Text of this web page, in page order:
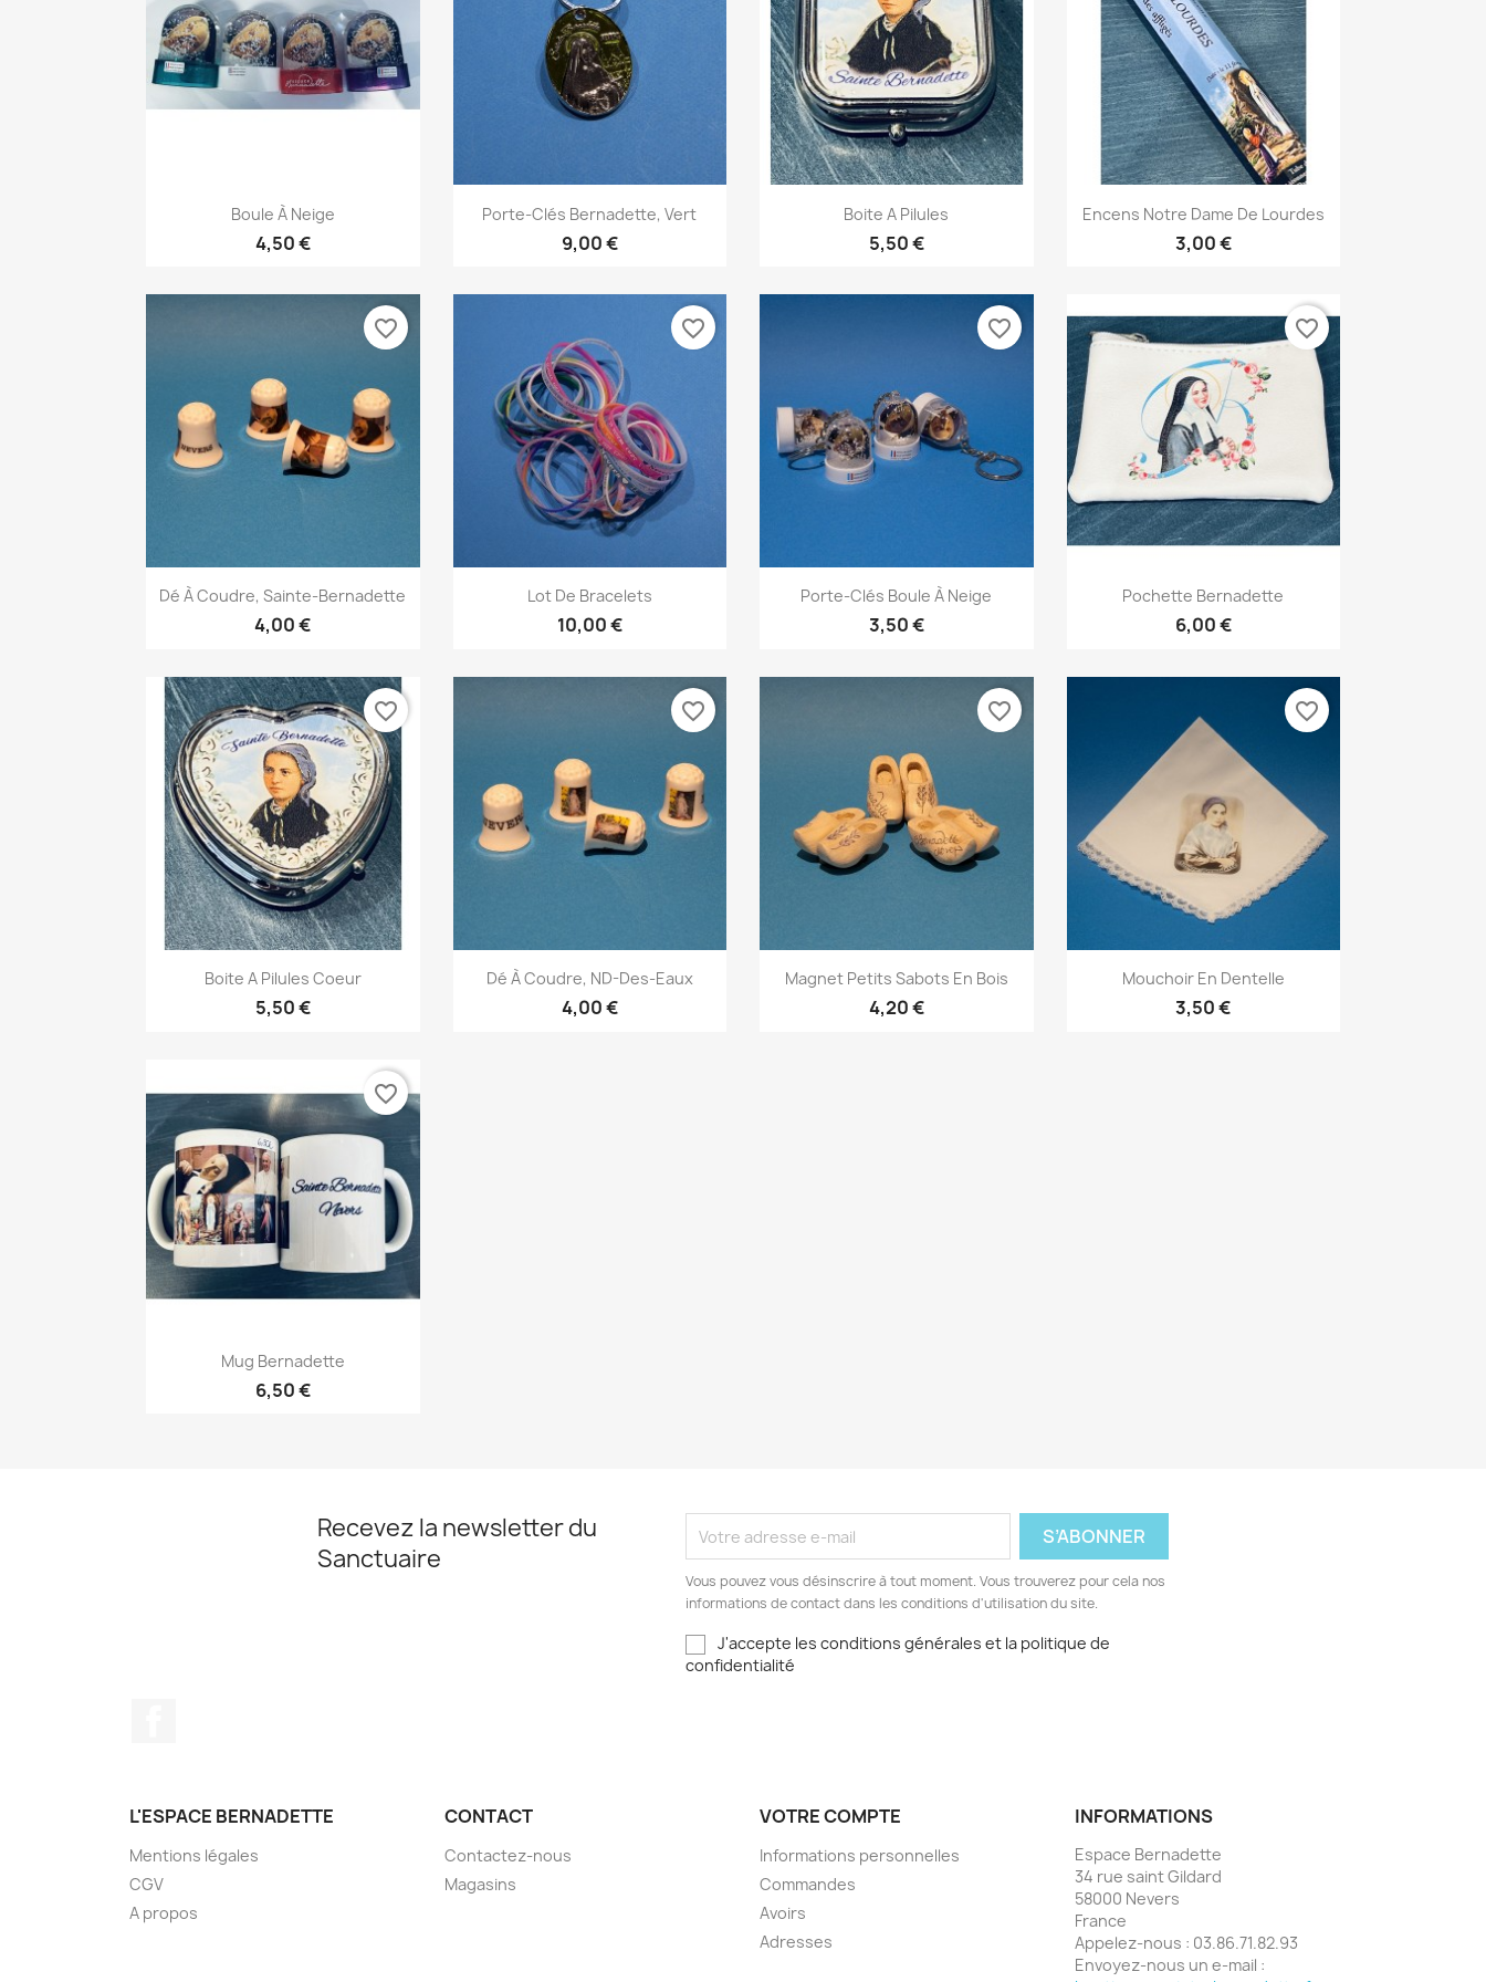
Aperçu rapide
Boule À Neige
4,50 €
Aperçu rapide
Porte-Clés Bernadette, Vert
9,00 €
Aperçu rapide
Boite A Pilules
5,50 €
Aperçu rapide
Encens Notre Dame De Lourdes
3,00 €
Aperçu rapide
Dé À Coudre, Sainte-Bernadette
4,00 €
favorite_border
Aperçu rapide
Lot De Bracelets
10,00 €
favorite_border
Aperçu rapide
Porte-Clés Boule À Neige
3,50 €
favorite_border
Aperçu rapide
Pochette Bernadette
6,00 €
favorite_border
Aperçu rapide
Boite A Pilules Coeur
5,50 €
favorite_border
Aperçu rapide
Dé À Coudre, ND-Des-Eaux
4,00 €
favorite_border
Aperçu rapide
Magnet Petits Sabots En Bois
4,20 €
favorite_border
Aperçu rapide
Mouchoir En Dentelle
3,50 €
favorite_border
Aperçu rapide
Mug Bernadette
6,50 €
favorite_border
Recevez la newsletter du
Sanctuaire
Vous pouvez vous désinscrire à tout moment. Vous trouverez pour cela nos
informations de contact dans les conditions d'utilisation du site.
J'accepte les conditions générales et la politique de
confidentialité
L'ESPACE BERNADETTE
Mentions légales
CGV
A propos
CONTACT
Contactez-nous
Magasins
VOTRE COMPTE
Informations personnelles
Commandes
Avoirs
Adresses
INFORMATIONS
Espace Bernadette
34 rue saint Gildard
58000 Nevers
France
Appelez-nous : 03.86.71.82.93
Envoyez-nous un e-mail :